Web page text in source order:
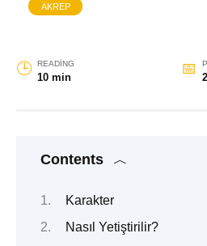
AKREP
READING
10 min
Contents
Karakter
Nasıl Yetiştirilir?